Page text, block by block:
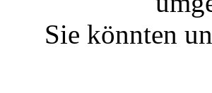
Sie könnten